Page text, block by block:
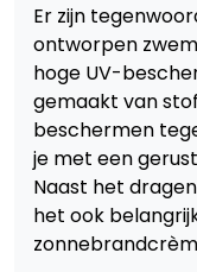
Er zijn
ontworpen
hoge UV-
gemaakt van
beschermen
je met een
Naast het
het ook